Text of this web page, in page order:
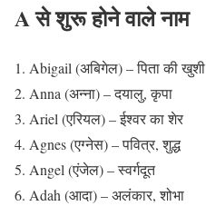
A से शुरू होने वाले नाम
Abigail (अबिगेल) – पिता की खुशी
Anna (अन्ना) – दयालु, कृपा
Ariel (एरियल) – ईश्वर का शेर
Agnes (एग्नेस) – पवित्र, शुद्ध
Angel (एंजेल) – स्वर्गदूत
Adah (आदा) – अलंकार, शोभा